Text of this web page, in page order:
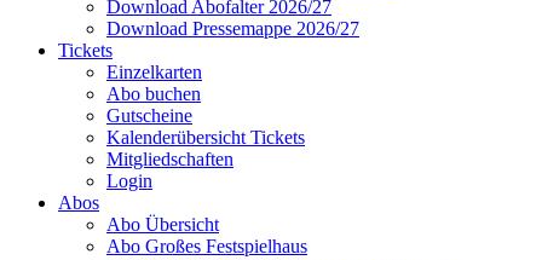
Download Abofalter 2026/27
Download Pressemappe 2026/27
Tickets
Einzelkarten
Abo buchen
Gutscheine
Kalenderübersicht Tickets
Mitgliedschaften
Login
Abos
Abo Übersicht
Abo Großes Festspielhaus